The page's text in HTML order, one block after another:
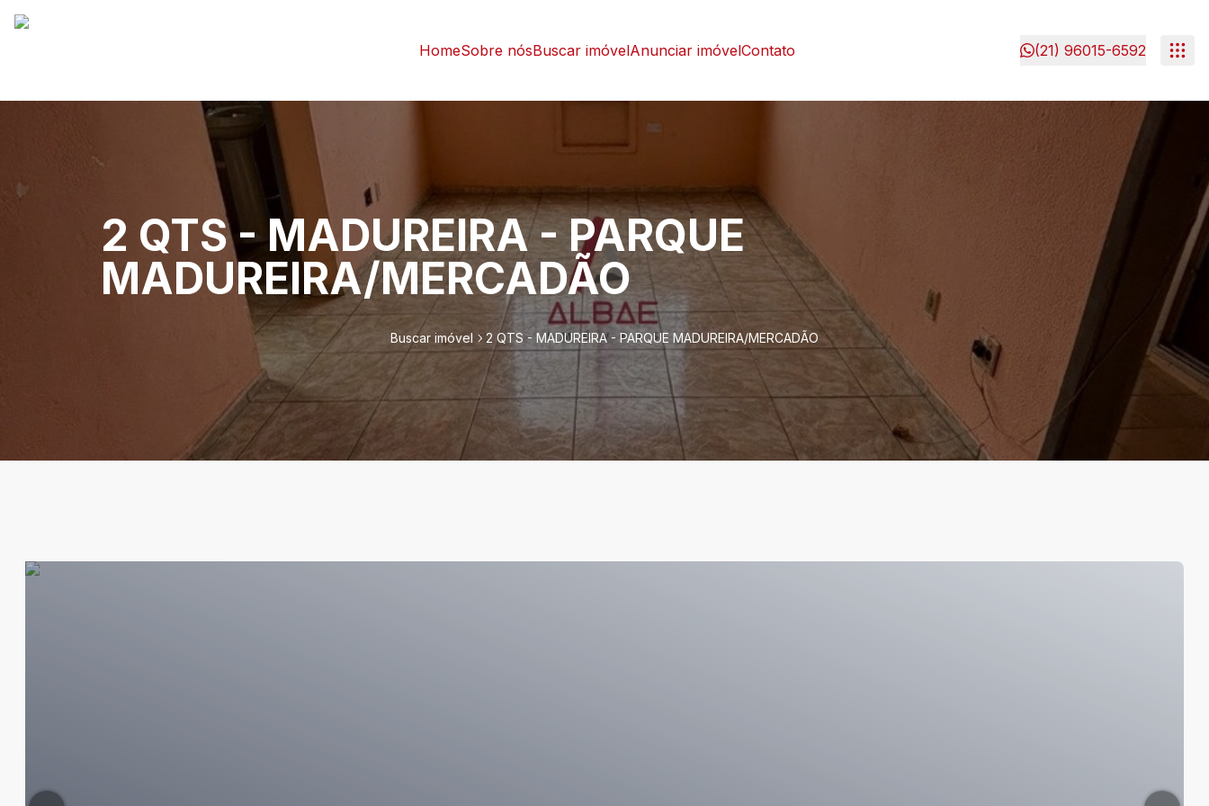
HomeSobre nósBuscar imóvelAnunciar imóvelContato (21) 96015-6592
2 QTS - MADUREIRA - PARQUE
MADUREIRA/MERCADÃO
Buscar imóvel 2 QTS - MADUREIRA - PARQUE MADUREIRA/MERCADÃO